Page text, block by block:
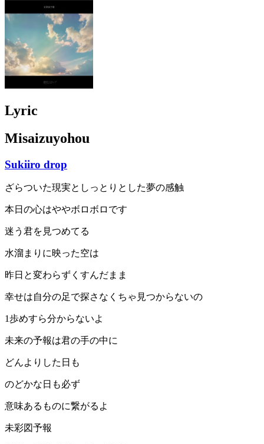
Lyric
Misaizuyohou
Sukiiro drop
ざらついた現実としっとりとした夢の感触
本日の心はややボロボロです
迷う君を見つめてる
水溜まりに映った空は
昨日と変わらずくすんだまま
幸せは自分の足で探さなくちゃ見つからないの
1歩めすら分からないよ
未来の予報は君の手の中に
どんよりした日も
のどかな日も必ず
意味あるものに繋がるよ
未彩図予報